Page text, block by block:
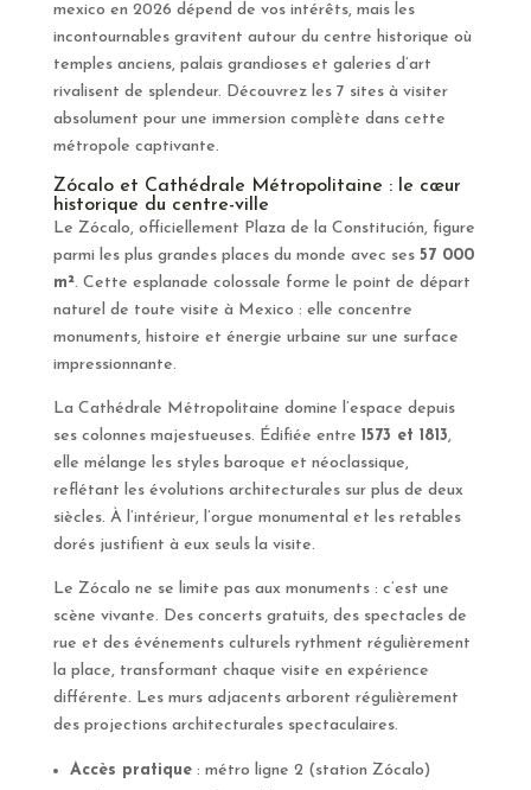
mexico en 2026 dépend de vos intérêts, mais les
incontournables gravitent autour du centre historique où
temples anciens, palais grandioses et galeries d’art
rivalisent de splendeur. Découvrez les 7 sites à visiter
absolument pour une immersion complète dans cette
métropole captivante.
Zócalo et Cathédrale Métropolitaine : le cœur
historique du centre-ville
Le Zócalo, officiellement Plaza de la Constitución, figure
parmi les plus grandes places du monde avec ses 57 000
m². Cette esplanade colossale forme le point de départ
naturel de toute visite à Mexico : elle concentre
monuments, histoire et énergie urbaine sur une surface
impressionnante.
La Cathédrale Métropolitaine domine l’espace depuis
ses colonnes majestueuses. Édifiée entre 1573 et 1813,
elle mélange les styles baroque et néoclassique,
reflétant les évolutions architecturales sur plus de deux
siècles. À l’intérieur, l’orgue monumental et les retables
dorés justifient à eux seuls la visite.
Le Zócalo ne se limite pas aux monuments : c’est une
scène vivante. Des concerts gratuits, des spectacles de
rue et des événements culturels rythment régulièrement
la place, transformant chaque visite en expérience
différente. Les murs adjacents arborent régulièrement
des projections architecturales spectaculaires.
Accès pratique: métro ligne 2 (station Zócalo)